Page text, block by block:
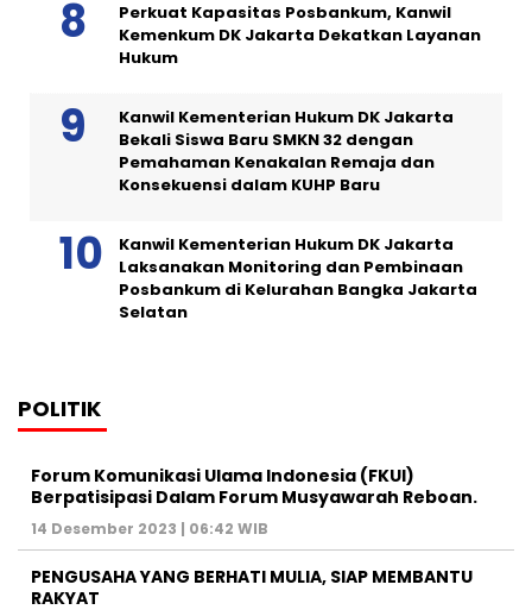
Perkuat Kapasitas Posbankum, Kanwil
Kemenkum DK Jakarta Dekatkan Layanan
Hukum
Kanwil Kementerian Hukum DK Jakarta
Bekali Siswa Baru SMKN 32 dengan
Pemahaman Kenakalan Remaja dan
Konsekuensi dalam KUHP Baru
Kanwil Kementerian Hukum DK Jakarta
Laksanakan Monitoring dan Pembinaan
Posbankum di Kelurahan Bangka Jakarta
Selatan
POLITIK
Forum Komunikasi Ulama Indonesia (FKUI)
Berpatisipasi Dalam Forum Musyawarah Reboan.
14 Desember 2023 | 06:42 WIB
PENGUSAHA YANG BERHATI MULIA, SIAP MEMBANTU
RAKYAT